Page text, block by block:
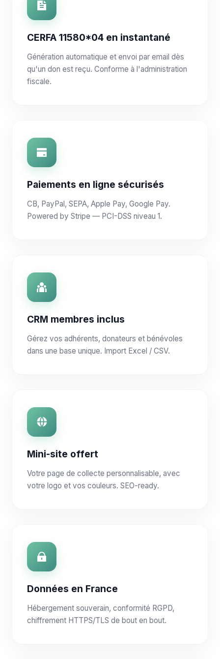
CERFA 11580*04 en instantané
Génération automatique et envoi par email dès
qu'un don est reçu. Conforme à l'administration
fiscale.
Paiements en ligne sécurisés
CB, PayPal, SEPA, Apple Pay, Google Pay.
Powered by Stripe — PCI-DSS niveau 1.
CRM membres inclus
Gérez vos adhérents, donateurs et bénévoles
dans une base unique. Import Excel / CSV.
Mini-site offert
Votre page de collecte personnalisable, avec
votre logo et vos couleurs. SEO-ready.
Données en France
Hébergement souverain, conformité RGPD,
chiffrement HTTPS/TLS de bout en bout.